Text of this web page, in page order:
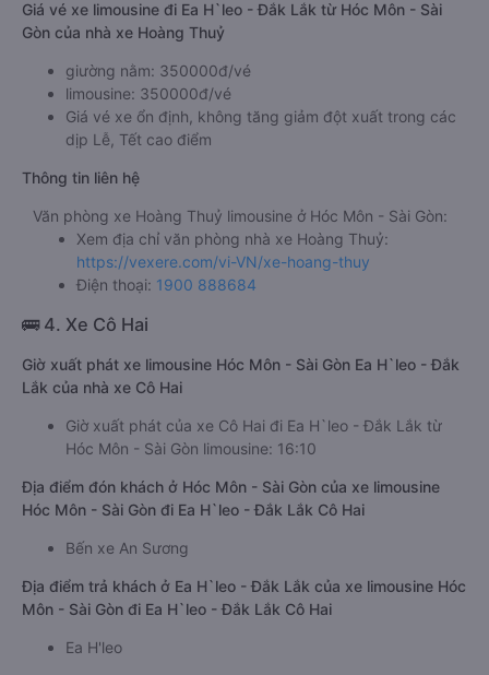
Giá vé xe limousine đi Ea H`leo - Đắk Lắk từ Hóc Môn - Sài
Gòn của nhà xe Hoàng Thuỷ
giường nằm: 350000đ/vé
limousine: 350000đ/vé
Giá vé xe ổn định, không tăng giảm đột xuất trong các
dịp Lễ, Tết cao điểm
Thông tin liên hệ
Văn phòng xe Hoàng Thuỷ limousine ở Hóc Môn - Sài Gòn:
Xem địa chỉ văn phòng nhà xe Hoàng Thuỷ:
https://vexere.com/vi-VN/xe-hoang-thuy
Điện thoại: 1900 888684
🚌 4. Xe Cô Hai
Giờ xuất phát xe limousine Hóc Môn - Sài Gòn Ea H`leo - Đắk
Lắk của nhà xe Cô Hai
Giờ xuất phát của xe Cô Hai đi Ea H`leo - Đắk Lắk từ
Hóc Môn - Sài Gòn limousine: 16:10
Địa điểm đón khách ở Hóc Môn - Sài Gòn của xe limousine
Hóc Môn - Sài Gòn đi Ea H`leo - Đắk Lắk Cô Hai
Bến xe An Sương
Địa điểm trả khách ở Ea H`leo - Đắk Lắk của xe limousine Hóc
Môn - Sài Gòn đi Ea H`leo - Đắk Lắk Cô Hai
Ea H'leo